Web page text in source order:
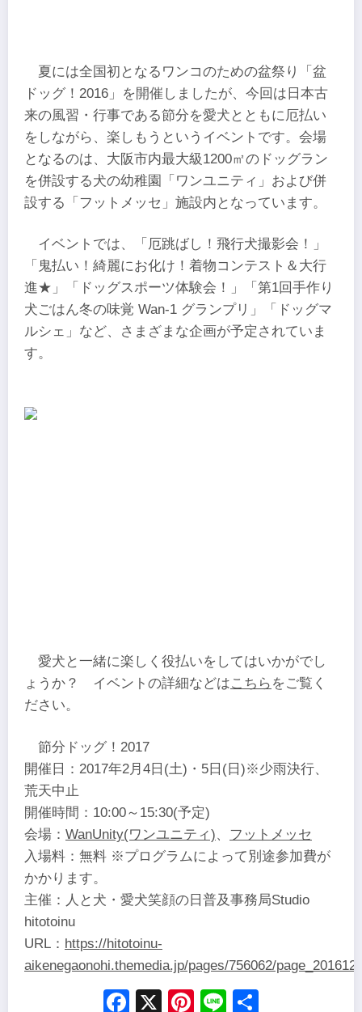
夏には全国初となるワンコのための盆祭り「盆
ドッグ！2016」を開催しましたが、今回は日本古
来の風習・行事である節分を愛犬とともに厄払い
をしながら、楽しもうというイベントです。会場
となるのは、大阪市内最大級1200㎡のドッグラン
を併設する犬の幼稚園「ワンユニティ」および併
設する「フットメッセ」施設内となっています。
イベントでは、「厄跳ばし！飛行犬撮影会！」
「鬼払い！綺麗にお化け！着物コンテスト＆大行
進★」「ドッグスポーツ体験会！」「第1回手作り
犬ごはん冬の味覚 Wan-1 グランプリ」「ドッグマ
ルシェ」など、さまざまな企画が予定されていま
す。
愛犬と一緒に楽しく役払いをしてはいかがでし
ょうか？ イベントの詳細などはこちら をご覧く
ださい。
節分ドッグ！2017
開催日：2017年2月4日(土)・5日(日)※少雨決行、
荒天中止
開催時間：10:00～15:30(予定)
会場： WanUnity(ワンユニティ)、 フットメッセ
入場料：無料 ※プログラムによって別途参加費が
かかります。
主催：人と犬・愛犬笑顔の日普及事務局Studio
hitotoinu
URL： https://hitotoinu-
aikenegaonohi.themedia.jp/pages/756062/
Facebook
X Pinterest
Line